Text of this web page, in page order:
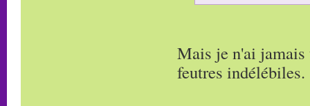
Mais je n'ai jamais
feutres indélébiles.